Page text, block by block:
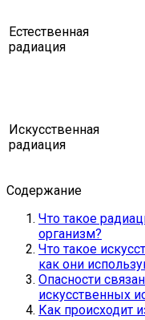
Естественная
радиация
Искусственная
радиация
Содержание
Что такое
организм?
Что такое
как они
Опасности
искусственных
Как происходит